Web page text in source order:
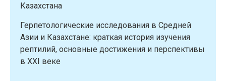
Казахстана
Герпетологические исследования в Средней
Азии и Казахстане: краткая история изучения
рептилий, основные достижения и перспективы
в XXI веке